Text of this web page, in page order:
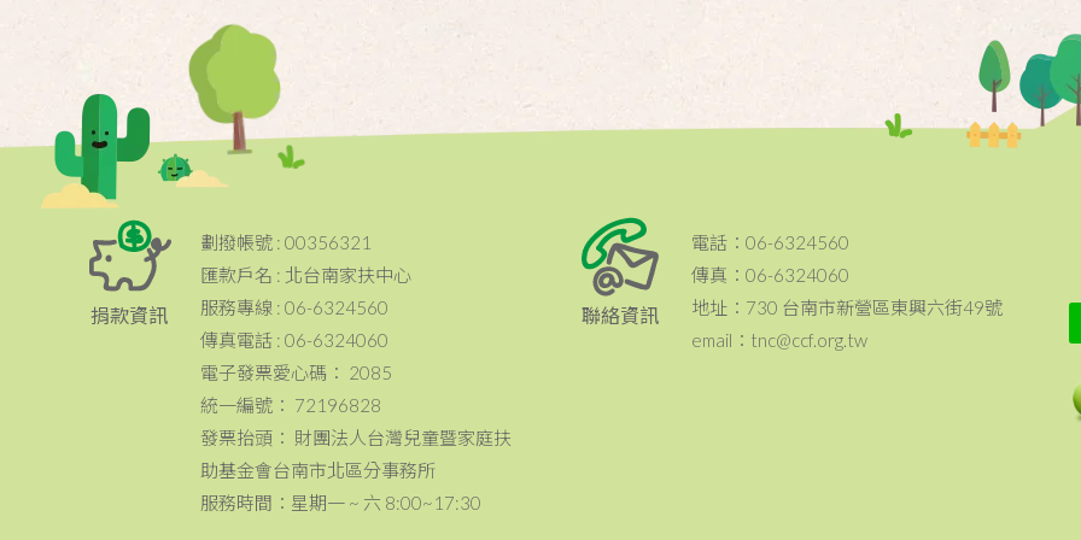
捐款資訊
劃撥帳號 : 00356321
匯款戶名 : 北台南家扶中心
服務專線 : 06-6324560
傳真電話 : 06-6324060
電子發票愛心碼： 2085
統一編號： 72196828
發票抬頭： 財團法人台灣兒童暨家庭扶
助基金會台南市北區分事務所
服務時間：星期一 ~ 六 8:00~17:30
聯絡資訊
電話：06-6324560
傳真：06-6324060
地址：730 台南市新營區東興六街49號
email：tnc@ccf.org.tw